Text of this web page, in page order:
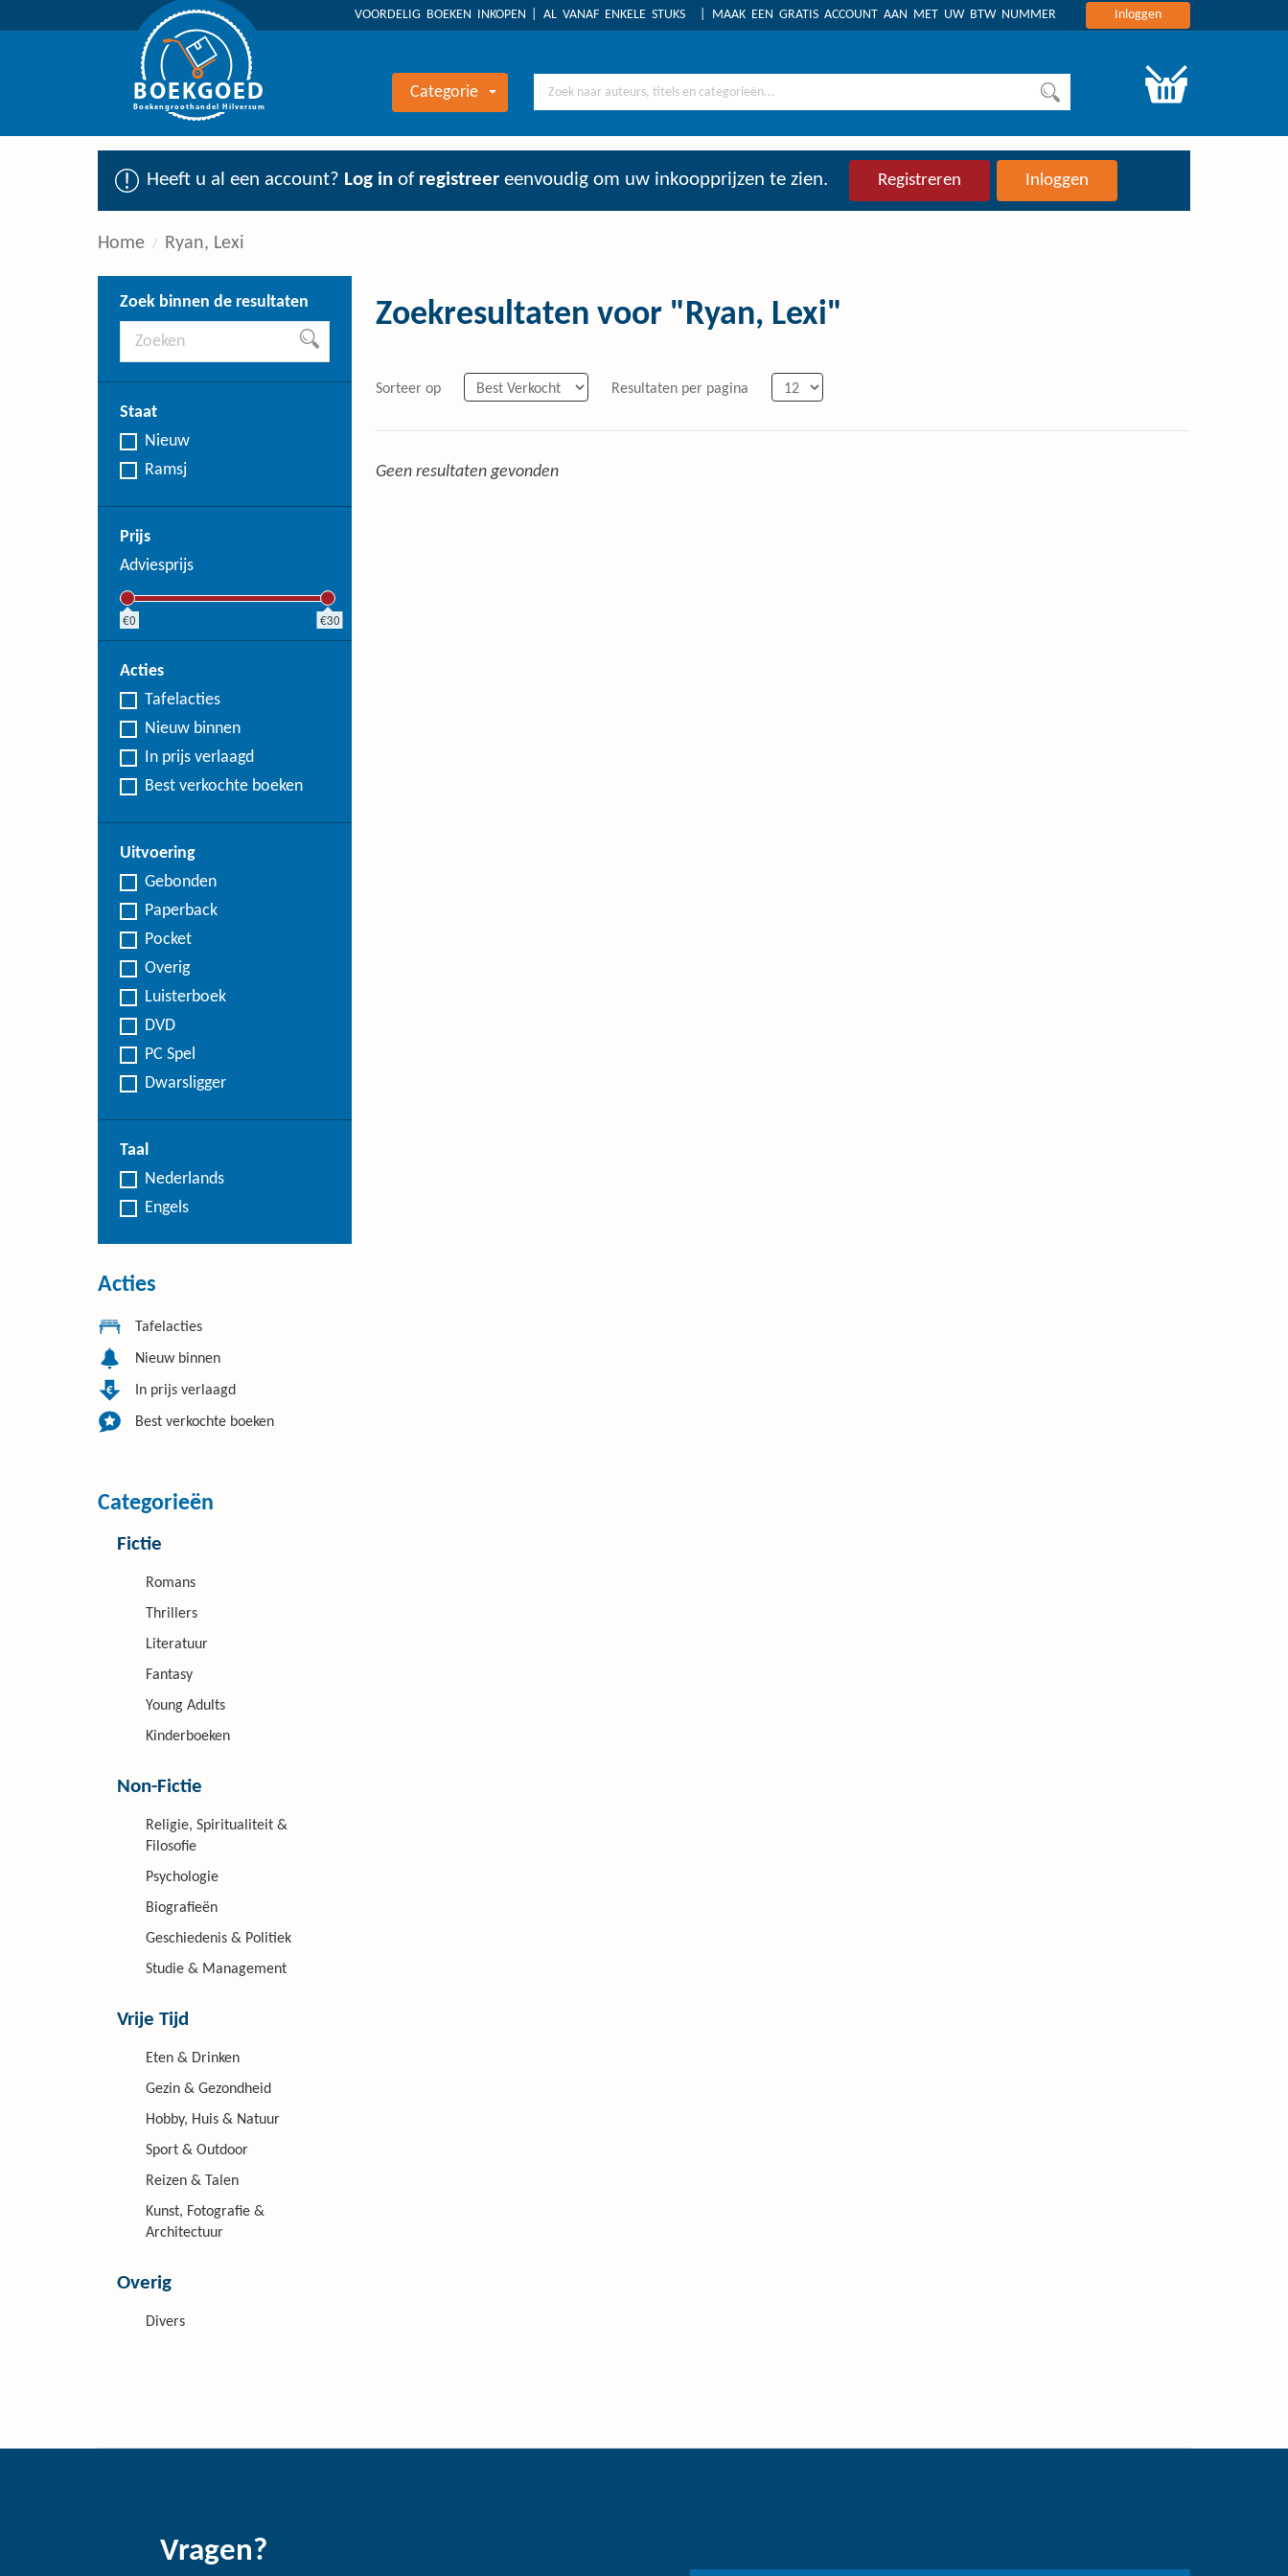
VOORDELIG BOEKEN INKOPEN AL VANAF ENKELE STUKS MAAK EEN GRATIS ACCOUNT AAN MET UW BTW NUMMER Inloggen
BOEKGOED
Boekengroothandel Hilversum
Categorie
Heeft u al een account? Log in of registreer eenvoudig om uw inkoopprijzen te zien. Registreren Inloggen
Home Ryan, Lexi
Zoek binnen de resultaten
Staat
Nieuw
Ramsj
Prijs
Adviesprijs
0 30
Acties
Tafelacties
Nieuw binnen
In prijs verlaagd
Best verkochte boeken
Uitvoering
Gebonden
Paperback
Pocket
Overig
Luisterboek
DVD
PC Spel
Dwarsligger
Taal
Nederlands
Engels
Acties
Tafelacties
Nieuw binnen
In prijs verlaagd
Best verkochte boeken
Categorieën
Fictie
Romans
Thrillers
Literatuur
Fantasy
Young Adults
Kinderboeken
Non-Fictie
Religie, Spiritualiteit &
Filosofie
Psychologie
Biografieën
Geschiedenis & Politiek
Studie & Management
Vrije Tijd
Eten & Drinken
Gezin & Gezondheid
Hobby, Huis & Natuur
Sport & Outdoor
Reizen & Talen
Kunst, Fotografie &
Architectuur
Overig
Divers
Zoekresultaten voor "Ryan, Lexi"
Sorteer op Resultaten per pagina
Geen resultaten gevonden
Vragen?